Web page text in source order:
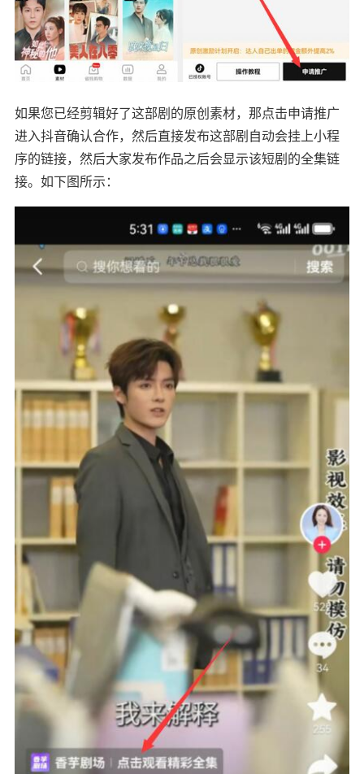
如果您已经剪辑好了这部剧的原创素材，那点击申请推广
进入抖音确认合作，然后直接发布这部剧自动会挂上小程
序的链接，然后大家发布作品之后会显示该短剧的全集链
接。如下图所示：